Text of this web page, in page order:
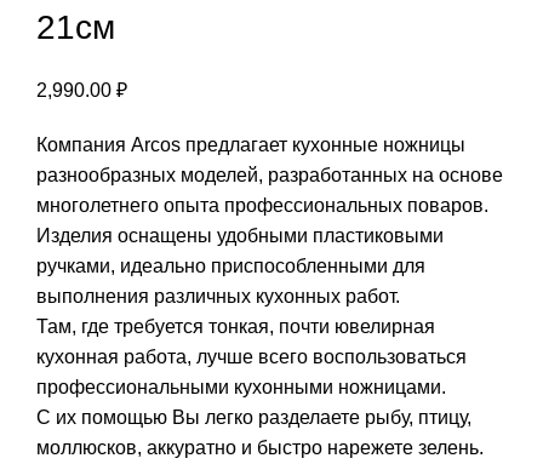
21см
2,990.00 ₽
Компания Arcos предлагает кухонные ножницы
разнообразных моделей, разработанных на основе
многолетнего опыта профессиональных поваров.
Изделия оснащены удобными пластиковыми
ручками, идеально приспособленными для
выполнения различных кухонных работ.
Там, где требуется тонкая, почти ювелирная
кухонная работа, лучше всего воспользоваться
профессиональными кухонными ножницами.
С их помощью Вы легко разделаете рыбу, птицу,
моллюсков, аккуратно и быстро нарежете зелень.